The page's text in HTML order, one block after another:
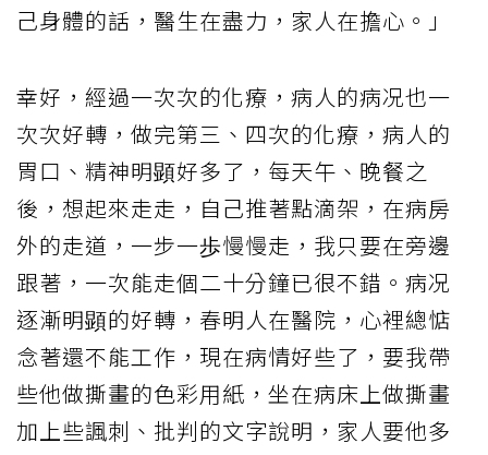
己身體的話，醫生在盡力，家人在擔心。」
幸好，經過一次次的化療，病人的病况也一
次次好轉，做完第三、四次的化療，病人的
胃口、精神明顕好多了，每天午、晚餐之
後，想起來走走，自己推著點滴架，在病房
外的走道，一步一歩慢慢走，我只要在旁邊
跟著，一次能走個二十分鐘已很不錯。病况
逐漸明顕的好轉，春明人在醫院，心裡總惦
念著還不能工作，現在病情好些了，要我帶
些他做撕畫的色彩用紙，坐在病床上做撕畫
加上些諷刺、批判的文字說明，家人要他多